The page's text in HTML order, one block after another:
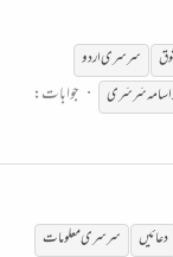
سرسریاردو
اسامہ سَرسَری
جوابات:
دعائیں سرسریمعلومات